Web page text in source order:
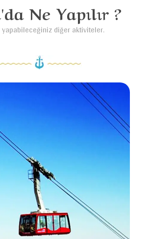
Ne Yapılır ?
yapabileceğiniz diğer aktiviteler.